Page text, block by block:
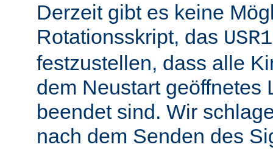
Derzeit gibt es keine
Rotationsskript, das USR1
festzustellen, dass alle
dem Neustart geöffnetes
beendet sind. Wir
nach dem Senden des